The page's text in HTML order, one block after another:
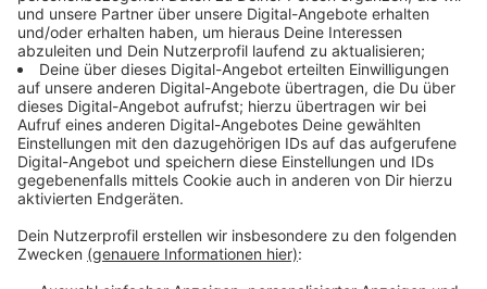
dazu an den Lenker. Dabei betätigte sie aus Versehen
den Gashebel und das Quad machte einen Satz nach
vorne, wo ein einjähriges Kind stand. Das Kleinkind
wurde bei dem Unfall schwer verletzt und mit dem
Rettungshubschrauber in eine Klinik gebracht.
Anzeige